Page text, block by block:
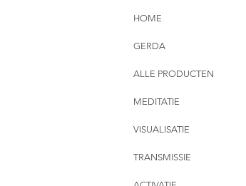
HOME
GERDA
ALLE PRODUCTEN
MEDITATIE
VISUALISATIE
TRANSMISSIE